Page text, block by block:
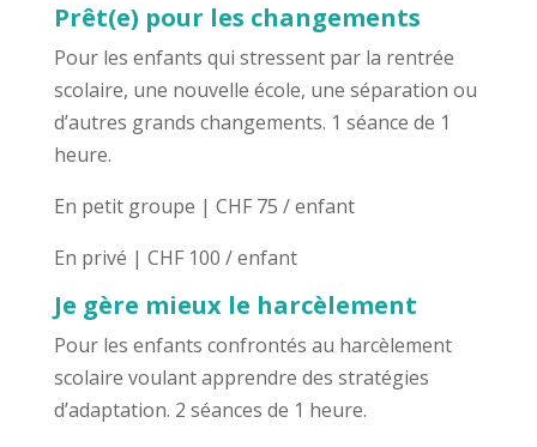
Prêt(e) pour les changements
Pour les enfants qui stressent par la rentrée
scolaire, une nouvelle école, une séparation ou
d’autres grands changements. 1 séance de 1
heure.
En petit groupe | CHF 75 / enfant
En privé | CHF 100 / enfant
Je gère mieux le harcèlement
Pour les enfants confrontés au harcèlement
scolaire voulant apprendre des stratégies
d’adaptation. 2 séances de 1 heure.